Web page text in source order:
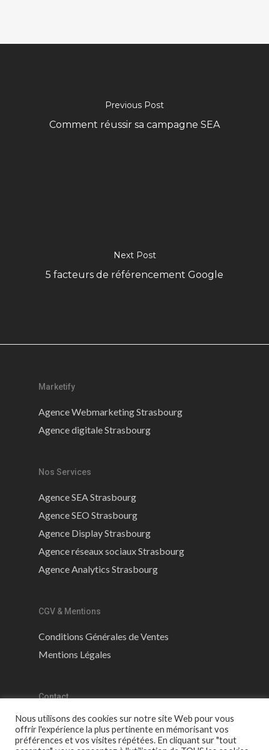
Previous Post
Comment réussir sa campagne SEA
Next Post
5 facteurs de référencement Google
Marketify
Agence Webmarketing Strasbourg
Agence digitale Strasbourg
Nos Services
Agence SEA Strasbourg
Agence SEO Strasbourg
Agence Display Strasbourg
Agence réseaux sociaux Strasbourg
Agence Analytics Strasbourg
CGV & Mentions
Conditions Générales de Ventes
Mentions Légales
Contact
7 rue des peupliers 67240 Gries
Nous utilisons des cookies sur notre site Web pour vous
offrir l'expérience la plus pertinente en mémorisant vos
préférences et vos visites répétées. En cliquant sur "tout